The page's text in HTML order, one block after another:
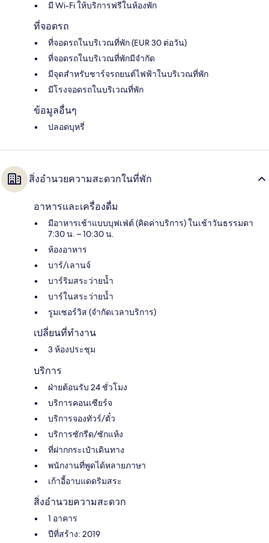
มี Wi-Fi ให้บริการฟรีในห้องพัก
ที่จอดรถ
ที่จอดรถในบริเวณที่พัก (EUR 30 ต่อวัน)
ที่จอดรถในบริเวณที่พักมีจำกัด
มีจุดสำหรับชาร์จรถยนต์ไฟฟ้าในบริเวณที่พัก
มีโรงจอดรถในบริเวณที่พัก
ข้อมูลอื่นๆ
ปลอดบุหรี่
สิ่งอำนวยความสะดวกในที่พัก
อาหารและเครื่องดื่ม
มีอาหารเช้าแบบบุฟเฟ่ต์ (คิดค่าบริการ) ในเช้าวันธรรมดา
7:30 น. – 10:30 น.
ห้องอาหาร
บาร์/เลานจ์
บาร์ริมสระว่ายน้ำ
บาร์ในสระว่ายน้ำ
รูมเซอร์วิส (จำกัดเวลาบริการ)
เปลี่ยนที่ทำงาน
3 ห้องประชุม
บริการ
ฝ่ายต้อนรับ 24 ชั่วโมง
บริการคอนเซียร์จ
บริการจองทัวร์/ตั๋ว
บริการซักรีด/ซักแห้ง
ที่ฝากกระเป๋าเดินทาง
พนักงานที่พูดได้หลายภาษา
เก้าอี้อาบแดดริมสระ
สิ่งอำนวยความสะดวก
1 อาคาร
ปีที่สร้าง: 2019